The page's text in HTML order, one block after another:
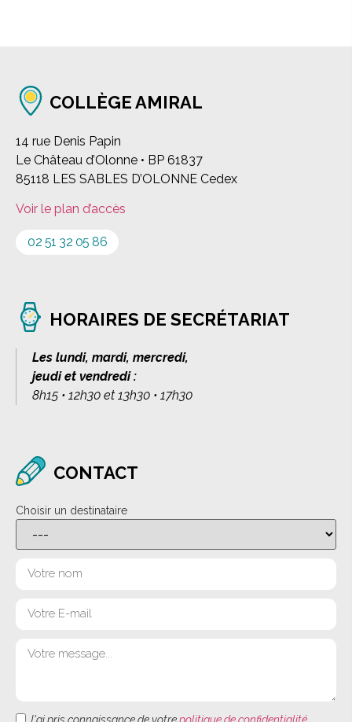
COLLÈGE AMIRAL
14 rue Denis Papin
Le Château d’Olonne • BP 61837
85118 LES SABLES D’OLONNE Cedex
Voir le plan d’accès
02 51 32 05 86
HORAIRES DE SECRÉTARIAT
Les lundi, mardi, mercredi,
jeudi et vendredi :
8h15 • 12h30 et 13h30 • 17h30
CONTACT
Choisir un destinataire